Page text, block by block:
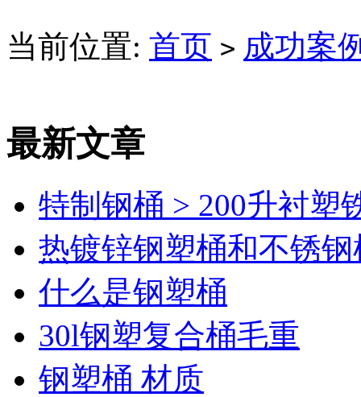
当前位置: 首页 > 成功案
最新文章
特制钢桶 > 200升衬塑
热镀锌钢塑桶和不锈
什么是钢塑桶
30l钢塑复合桶毛重
钢塑桶 材质